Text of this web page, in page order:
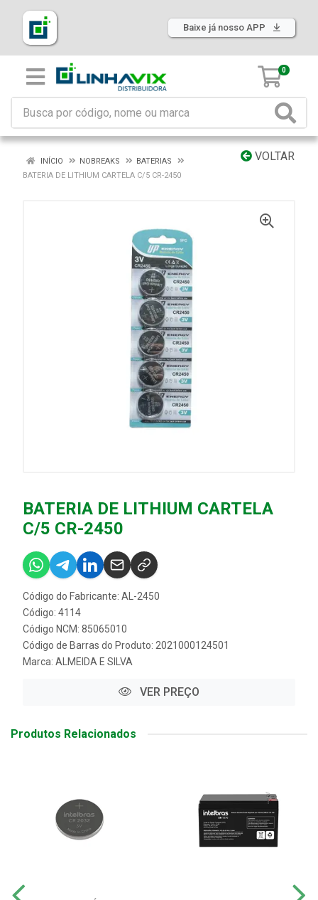
Baixe já nosso APP
0
VOLTAR
INÍCIO NOBREAKS
BATERIAS
BATERIA DE LITHIUM CARTELA C/5 CR-2450
BATERIA DE LITHIUM CARTELA
C/5 CR-2450
Código do Fabricante: AL-2450
Código: 4114
Código NCM: 85065010
Código de Barras do Produto: 2021000124501
Marca: ALMEIDA E SILVA
VER PREÇO
Produtos Relacionados